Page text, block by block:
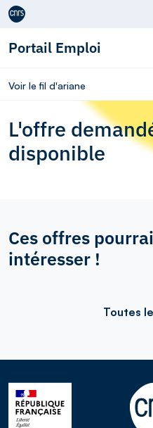
Aller au contenu
Portail Emploi
Voir le fil d'ariane
L'offre
disponible
Ces offres
intéresser !
Toutes